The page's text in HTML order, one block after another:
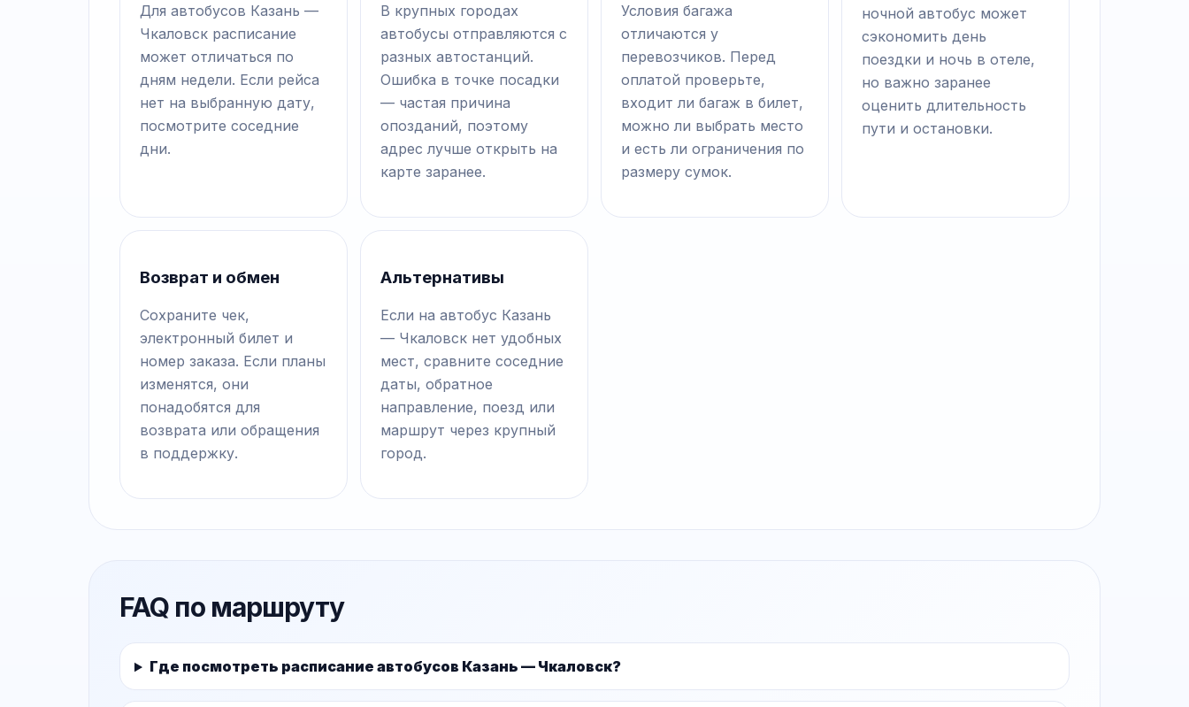
Для автобусов Казань —
Чкаловск расписание
может отличаться по
дням недели. Если рейса
нет на выбранную дату,
посмотрите соседние
дни.
В крупных городах
автобусы отправляются с
разных автостанций.
Ошибка в точке посадки
— частая причина
опозданий, поэтому
адрес лучше открыть на
карте заранее.
Условия багажа
отличаются у
перевозчиков. Перед
оплатой проверьте,
входит ли багаж в билет,
можно ли выбрать место
и есть ли ограничения по
размеру сумок.
ночной автобус может
сэкономить день
поездки и ночь в отеле,
но важно заранее
оценить длительность
пути и остановки.
Возврат и обмен
Сохраните чек,
электронный билет и
номер заказа. Если планы
изменятся, они
понадобятся для
возврата или обращения
в поддержку.
Альтернативы
Если на автобус Казань
— Чкаловск нет удобных
мест, сравните соседние
даты, обратное
направление, поезд или
маршрут через крупный
город.
FAQ по маршруту
Где посмотреть расписание автобусов Казань — Чкаловск?